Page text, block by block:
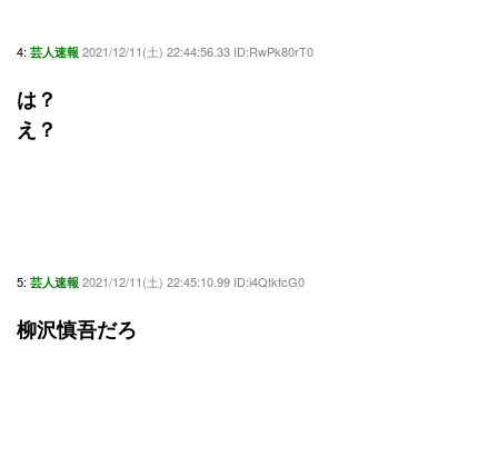
4: 芸人速報 2021/12/11(土) 22:44:56.33 ID:RwPk80rT0
は？
え？
5: 芸人速報 2021/12/11(土) 22:45:10.99 ID:i4QtkfcG0
柳沢慎吾だろ